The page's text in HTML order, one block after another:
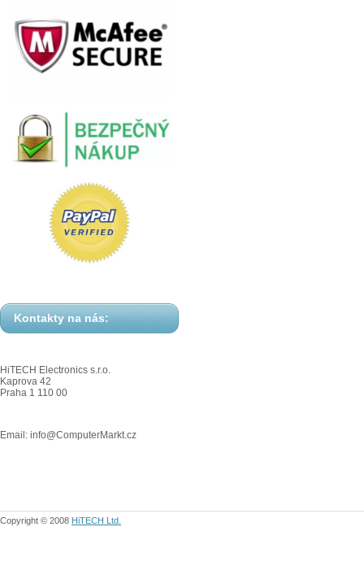
Kontakty na nás:
HiTECH Electronics s.r.o.
Kaprova 42
Praha 1 110 00
Email: info@ComputerMarkt.cz
Copyright © 2008 HiTECH Ltd.